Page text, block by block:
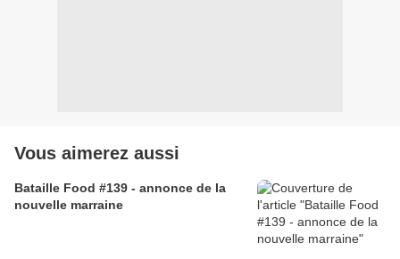
Vous aimerez aussi
Bataille Food #139 - annonce de la
nouvelle marraine